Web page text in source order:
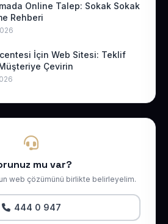
Online Talep: Sokak Sokak
Rehberi
İçin Web Sitesi: Teklif
Çevirin
mu var?
web çözümünü birlikte belirleyelim.
444 0 947